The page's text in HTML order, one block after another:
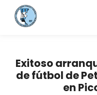
Exitoso
de fútbol de
en